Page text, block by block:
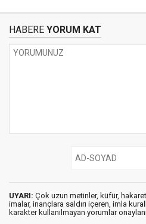
HABERE YORUM KAT
UYARI: Çok uzun metinler, küfür,
imalar, inançlara saldırı içeren, imla
karakter kullanılmayan yorumlar